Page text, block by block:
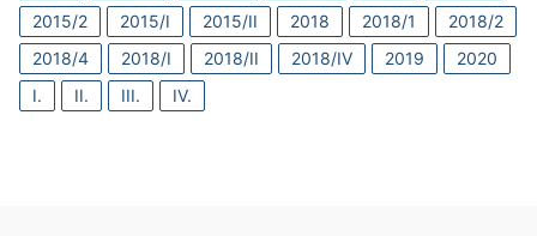
2015/2
2015/I 2015/II 2018 2018/1
2018/2
2018/4
2018/I 2018/II 2018/IV 2019
2020
I.
II. III. IV.